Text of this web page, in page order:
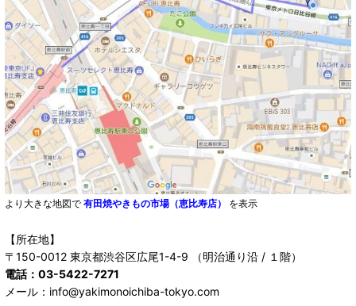
より大きな地図で 有田焼やきもの市場（恵比寿店） を表示
【所在地】
〒150-0012 東京都渋谷区広尾1-4-9 （明治通り沿 / １階）
電話：03-5422-7271
メール：info@yakimonoichiba-tokyo.com